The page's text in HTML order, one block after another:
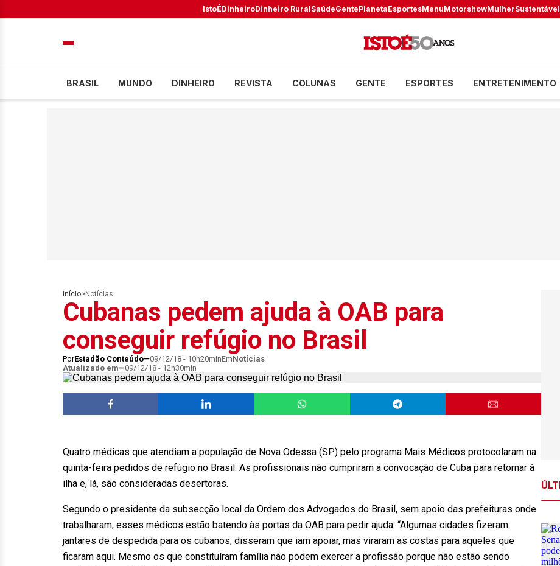
IstoÉDinheiroDinheiro RuralSaúdeGentePlanetaEsportesMenuMotorshowMulherSustentável
BRASIL MUNDO DINHEIRO REVISTA COLUNAS GENTE ESPORTES ENTRETENIMENTO
Início> Notícias
Cubanas pedem ajuda à OAB para
conseguir refúgio no Brasil
PorEstadão Conteúdo 09/12/18 - 10h20minEmNotícias
Atualizado em
09/12/18 - 12h30min
Quatro médicas que atendiam a população de Nova Odessa (SP) pelo programa Mais Médicos protocolaram na
quinta-feira pedidos de refúgio no Brasil. As profissionais não cumpriram a convocação de Cuba para retornar à
ilha e, lá, são consideradas desertoras.
Segundo o presidente da subsecção local da Ordem dos Advogados do Brasil, sem apoio das prefeituras onde
trabalharam, esses médicos estão batendo às portas da OAB para pedir ajuda. “Algumas cidades fizeram
jantares de despedida para os cubanos, disseram que iam apoiar, mas viraram as costas para aqueles que
ficaram aqui. Mesmo os que constituíram família não podem exercer a profissão porque não estão sendo